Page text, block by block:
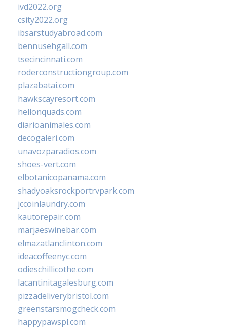
ivd2022.org
csity2022.org
ibsarstudyabroad.com
bennusehgall.com
tsecincinnati.com
roderconstructiongroup.com
plazabatai.com
hawkscayresort.com
hellonquads.com
diarioanimales.com
decogaleri.com
unavozparadios.com
shoes-vert.com
elbotanicopanama.com
shadyoaksrockportrvpark.com
jccoinlaundry.com
kautorepair.com
marjaeswinebar.com
elmazatlanclinton.com
ideacoffeenyc.com
odieschillicothe.com
lacantinitagalesburg.com
pizzadeliverybristol.com
greenstarsmogcheck.com
happypawspl.com